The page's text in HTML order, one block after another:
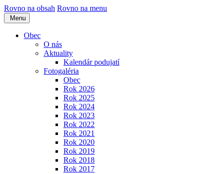
Rovno na obsah Rovno na menu
Menu
Obec
O nás
Aktuality
Kalendár podujatí
Fotogaléria
Obec
Rok 2026
Rok 2025
Rok 2024
Rok 2023
Rok 2022
Rok 2021
Rok 2020
Rok 2019
Rok 2018
Rok 2017